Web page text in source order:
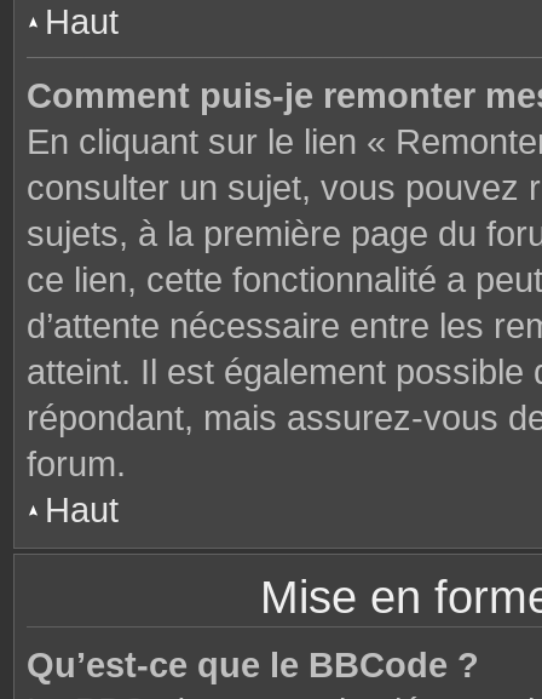
Haut
Comment puis-je remonter
En cliquant sur le lien «
consulter un sujet, vous pouvez
sujets, à la première page du
ce lien, cette fonctionnalité a
d’attente nécessaire entre les
atteint. Il est également
répondant, mais assurez-vous
forum.
Haut
Mise en
Qu’est-ce que le BBCode ?